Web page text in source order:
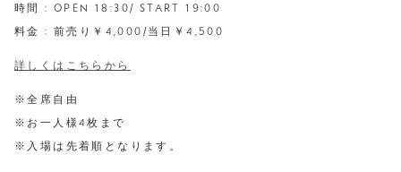
時間 : OPEN 18:30/ START 19:00
料金 : 前売り￥4,000/当日￥4,500
詳しくはこちらから
※全席自由
※お一人様4枚まで
※入場は先着順となります。